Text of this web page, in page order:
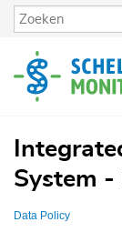
Overslaan
en
de
inhoud
System -
Data Policy